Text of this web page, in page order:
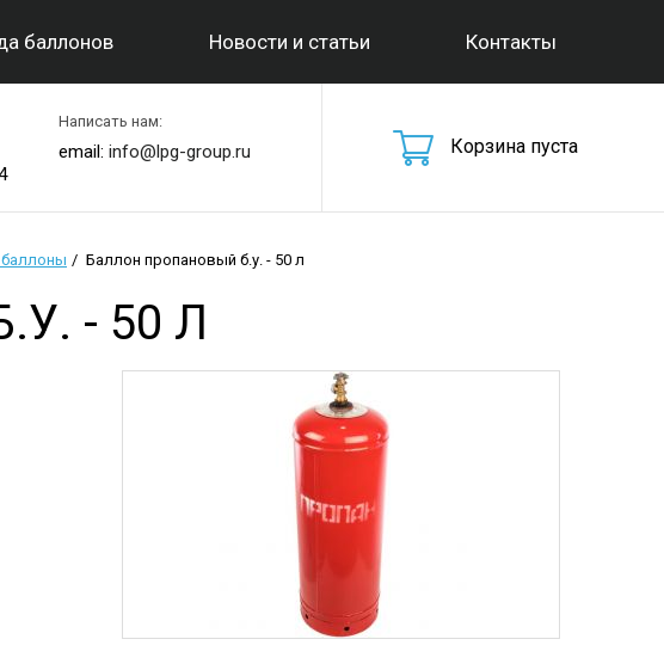
баллонов Новости и статьи Контакты
Корзина пуста
Написать нам:
email: info@lpg-group.ru
Баллон пропановый б.у. - 50 л
- 50 Л